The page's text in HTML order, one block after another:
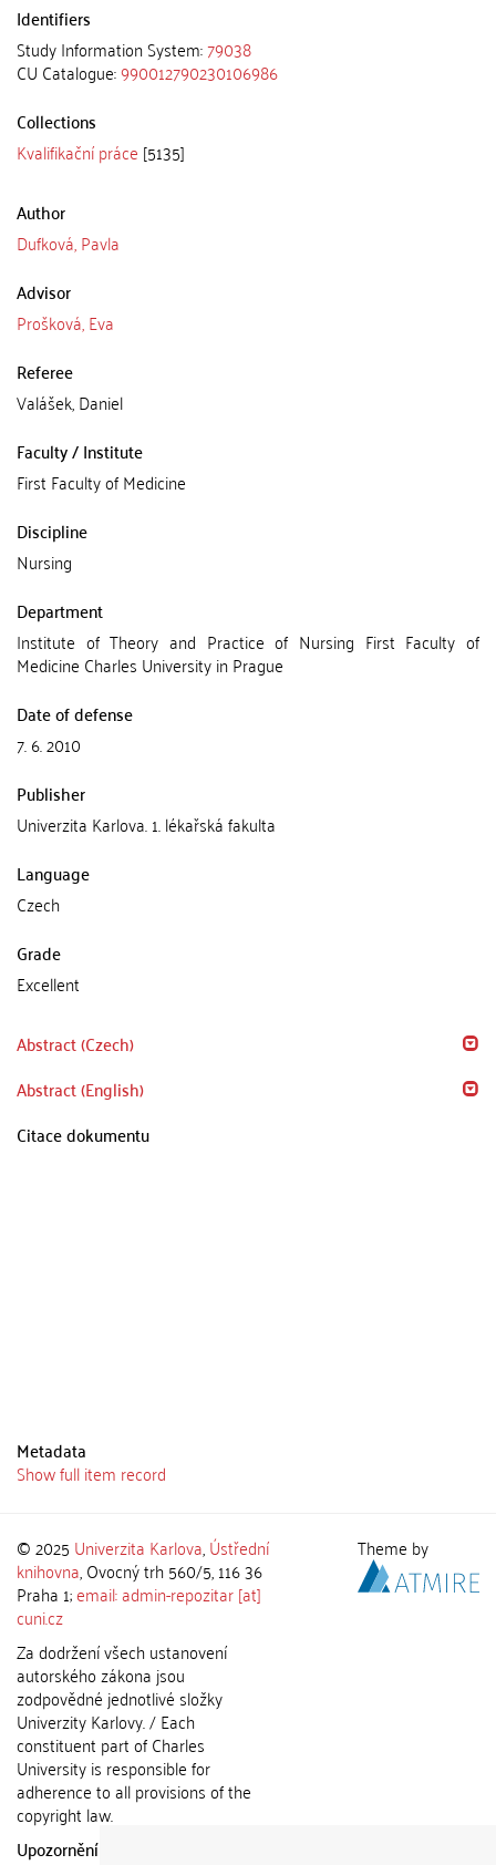
Identifiers
Study Information System:79038
CU Catalogue:990012790230106986
Collections
Kvalifikační práce [5135]
Author
Dufková, Pavla
Advisor
Prošková, Eva
Referee
Valášek, Daniel
Faculty / Institute
First Faculty of Medicine
Discipline
Nursing
Department
Institute of Theory and Practice of Nursing First Faculty of
Medicine Charles University in Prague
Date of defense
7. 6. 2010
Publisher
Univerzita Karlova. 1. lékařská fakulta
Language
Czech
Grade
Excellent
Abstract (Czech)
Abstract (English)
Citace dokumentu
Metadata
Show full item record
© 2025 Univerzita Karlova,Ústřední
knihovna, Ovocný trh 560/5, 116 36
Praha 1;email: admin-repozitar [at]
cuni.cz
Za dodržení všech ustanovení
autorského zákona jsou
zodpovědné jednotlivé složky
Univerzity Karlovy. / Each
constituent part of Charles
University is responsible for
adherence to all provisions of the
copyright law.
Upozornění / Notice:
Theme by